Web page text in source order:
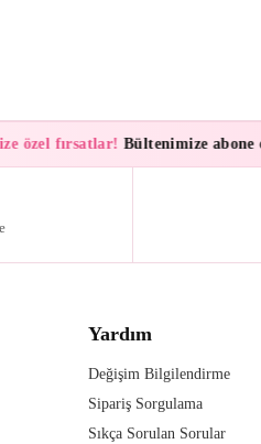
fırsatlar!Bültenimize abone ol,
Yardım
Değişim Bilgilendirme
Sipariş Sorgulama
Sıkça Sorulan Sorular